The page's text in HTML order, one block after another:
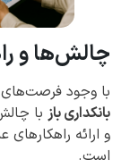
چالش‌ها و
با وجود فرصت‌های
بانکداری باز با
و ارائه
است.